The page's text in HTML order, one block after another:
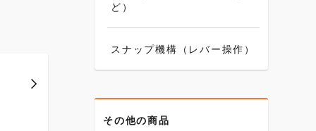
ど）
スナップ機構（レバー操作）
その他の商品